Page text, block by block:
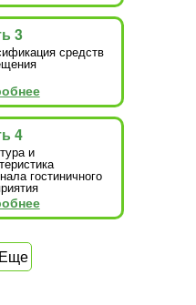
3
средств
4
и
гостиничного
Еще